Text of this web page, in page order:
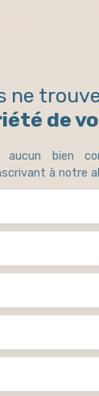
ne
de
aucun bien
à notre